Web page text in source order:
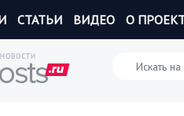
СТАТЬИ ВИДЕО О